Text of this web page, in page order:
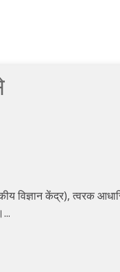
विज्ञान केंद्र), त्वरक